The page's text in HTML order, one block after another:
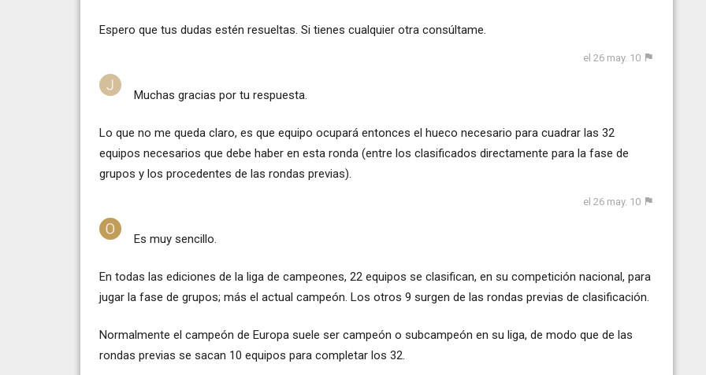
Espero que tus dudas estén resueltas. Si tienes cualquier otra consúltame.
el 26 may. 10
Muchas gracias por tu respuesta.
Lo que no me queda claro, es que equipo ocupará entonces el hueco necesario para cuadrar las 32
equipos necesarios que debe haber en esta ronda (entre los clasificados directamente para la fase de
grupos y los procedentes de las rondas previas).
el 26 may. 10
Es muy sencillo.
En todas las ediciones de la liga de campeones, 22 equipos se clasifican, en su competición nacional, para
jugar la fase de grupos; más el actual campeón. Los otros 9 surgen de las rondas previas de clasificación.
Normalmente el campeón de Europa suele ser campeón o subcampeón en su liga, de modo que de las
rondas previas se sacan 10 equipos para completar los 32.